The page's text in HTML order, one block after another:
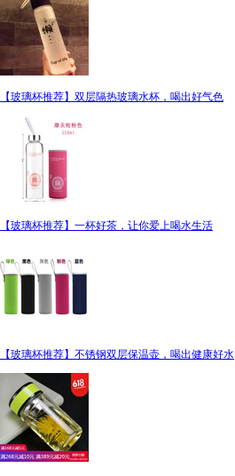
【玻璃杯推荐】双层隔热玻璃水杯，喝出好气色
【玻璃杯推荐】一杯好茶，让你爱上喝水生活
【玻璃杯推荐】不锈钢双层保温壶，喝出健康好水